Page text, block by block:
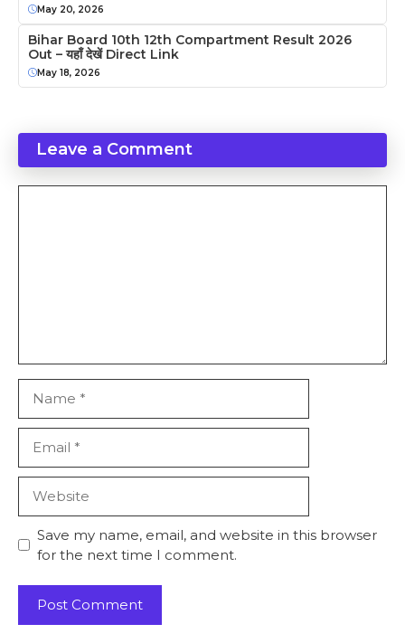
May 20, 2026
Bihar Board 10th 12th Compartment Result 2026
Out – यहाँ देखें Direct Link
May 18, 2026
Leave a Comment
Save my name, email, and website in this browser
for the next time I comment.